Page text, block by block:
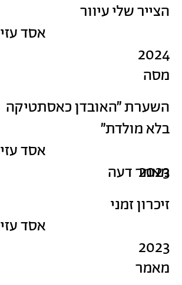
מסה
הצייר שלי עיוור
אסד עזי
2024
מאמר דעה
השערת ״האובדן כאסתטיקה
בלא מולדת״
אסד עזי
2023
מאמר
זיכרון זמני
אסד עזי
2023